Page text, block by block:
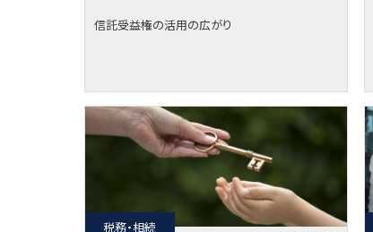
信託受益権の活用の広がり
税務・相続